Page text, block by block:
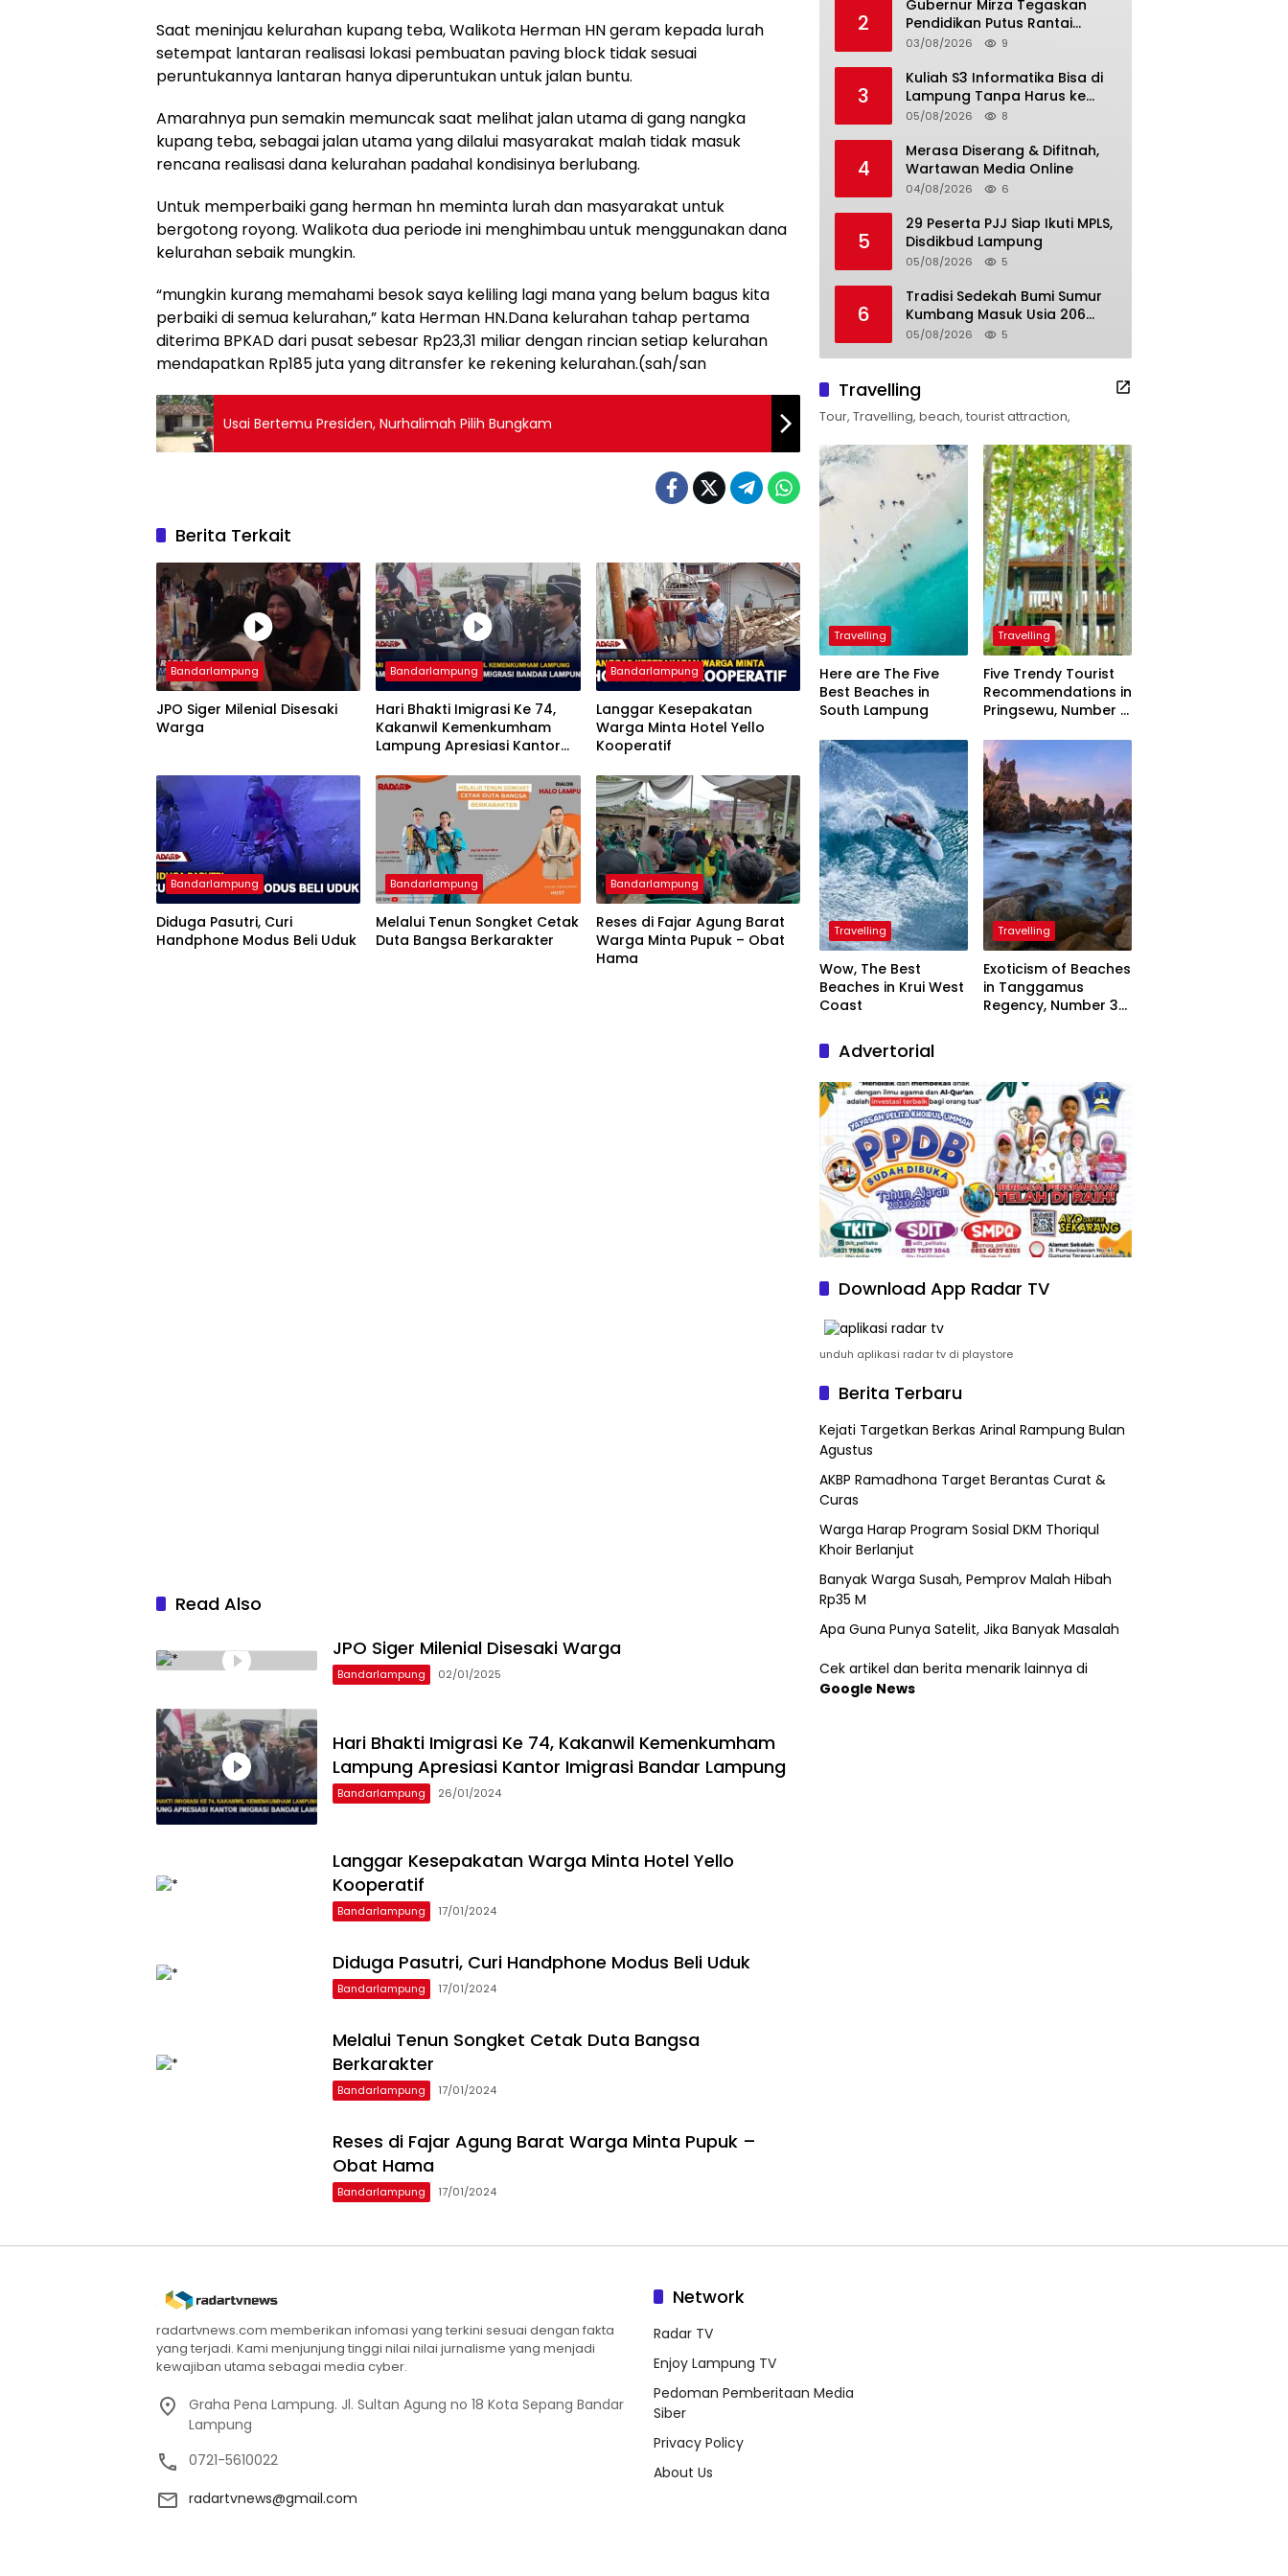
Saat meninjau kelurahan kupang teba, Walikota Herman HN geram kepada lurah
setempat lantaran realisasi lokasi pembuatan paving block tidak sesuai
peruntukannya lantaran hanya diperuntukan untuk jalan buntu.
Amarahnya pun semakin memuncak saat melihat jalan utama di gang nangka
kupang teba, sebagai jalan utama yang dilalui masyarakat malah tidak masuk
rencana realisasi dana kelurahan padahal kondisinya berlubang.
Untuk memperbaiki gang herman hn meminta lurah dan masyarakat untuk
bergotong royong. Walikota dua periode ini menghimbau untuk menggunakan dana
kelurahan sebaik mungkin.
“mungkin kurang memahami besok saya keliling lagi mana yang belum bagus kita
perbaiki di semua kelurahan,” kata Herman HN.Dana kelurahan tahap pertama
diterima BPKAD dari pusat sebesar Rp23,31 miliar dengan rincian setiap kelurahan
mendapatkan Rp185 juta yang ditransfer ke rekening kelurahan.(sah/san
Usai Bertemu Presiden, Nurhalimah Pilih Bungkam
Berita Terkait
Bandarlampung
JPO Siger Milenial Disesaki
Warga
Bandarlampung
Hari Bhakti Imigrasi Ke 74,
Kakanwil Kemenkumham
Lampung Apresiasi Kantor
Bandarlampung
Langgar Kesepakatan
Warga Minta Hotel Yello
Kooperatif
Bandarlampung
Diduga Pasutri, Curi
Handphone Modus Beli Uduk
Bandarlampung
Melalui Tenun Songket Cetak
Duta Bangsa Berkarakter
Bandarlampung
Reses di Fajar Agung Barat
Warga Minta Pupuk – Obat
Hama
Read Also
JPO Siger Milenial Disesaki Warga
Bandarlampung 02/01/2025
Hari Bhakti Imigrasi Ke 74, Kakanwil Kemenkumham
Lampung Apresiasi Kantor Imigrasi Bandar Lampung
Bandarlampung 26/01/2024
Langgar Kesepakatan Warga Minta Hotel Yello
Kooperatif
Bandarlampung 17/01/2024
Diduga Pasutri, Curi Handphone Modus Beli Uduk
Bandarlampung 17/01/2024
Melalui Tenun Songket Cetak Duta Bangsa
Berkarakter
Bandarlampung 17/01/2024
Reses di Fajar Agung Barat Warga Minta Pupuk –
Obat Hama
Bandarlampung 17/01/2024
2
Gubernur Mirza Tegaskan
Pendidikan Putus Rantai
Kemiskinan
03/08/2026 9
3
Kuliah S3 Informatika Bisa di
Lampung Tanpa Harus ke
Luar Daerah
05/08/2026 8
4
Merasa Diserang & Difitnah,
Wartawan Media Online
04/08/2026 6
5
29 Peserta PJJ Siap Ikuti MPLS,
Disdikbud Lampung
05/08/2026 5
6
Tradisi Sedekah Bumi Sumur
Kumbang Masuk Usia 206
Tahun
05/08/2026 5
Travelling
Tour, Travelling, beach, tourist attraction,
Travelling
Here are The Five
Best Beaches in
South Lampung
Travelling
Five Trendy Tourist
Recommendations in
Pringsewu, Number 3
President
Travelling
Wow, The Best
Beaches in Krui West
Coast
Travelling
Exoticism of Beaches
in Tanggamus
Regency, Number 3
Advertorial
Download App Radar TV
unduh aplikasi radar tv di playstore
Berita Terbaru
Kejati Targetkan Berkas Arinal Rampung Bulan
Agustus
AKBP Ramadhona Target Berantas Curat &
Curas
Warga Harap Program Sosial DKM Thoriqul
Khoir Berlanjut
Banyak Warga Susah, Pemprov Malah Hibah
Rp35 M
Apa Guna Punya Satelit, Jika Banyak Masalah
Cek artikel dan berita menarik lainnya di
Google News
radartvnews.com memberikan infomasi yang terkini sesuai dengan fakta
yang terjadi. Kami menjunjung tinggi nilai nilai jurnalisme yang menjadi
kewajiban utama sebagai media cyber.
Graha Pena Lampung. Jl. Sultan Agung no 18 Kota Sepang Bandar
Lampung
0721-5610022
radartvnews@gmail.com
Network
Radar TV
Enjoy Lampung TV
Pedoman Pemberitaan Media
Siber
Privacy Policy
About Us